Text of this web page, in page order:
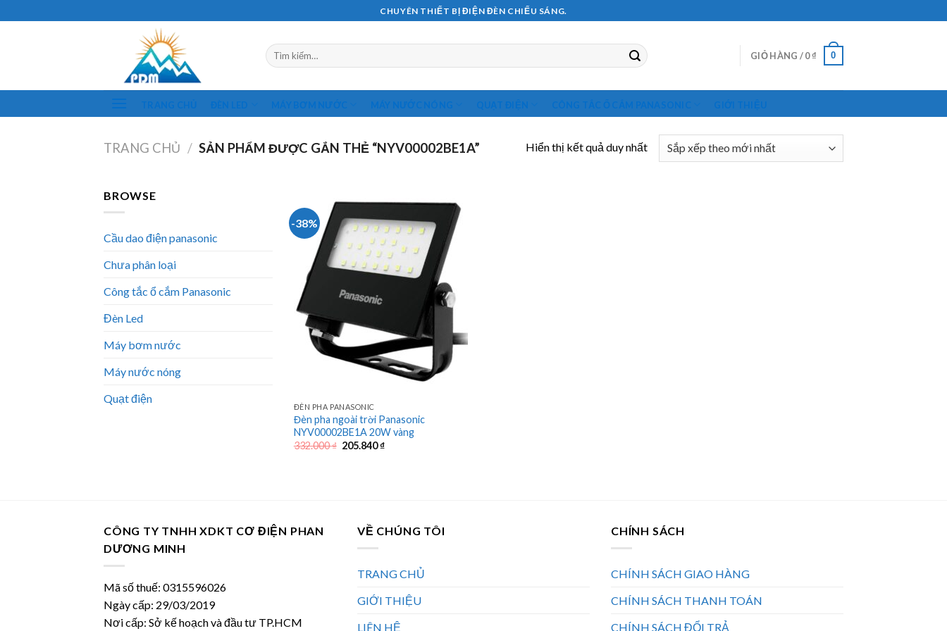
to
CHUYÊN THIẾT BỊ ĐIỆN ĐÈN CHIẾU SÁNG.
Tìm
kiếm:
GIỎ HÀNG /0₫ 0
TRANG CHỦ ĐÈN LED MÁY BƠM NƯỚC MÁY NƯỚC NÓNG QUẠT ĐIỆN CÔNG TẮC Ổ CẮM PANASONIC GIỚI THIỆU
TRANG CHỦ / SẢN PHẨM ĐƯỢC GẮN THẺ “NYV00002BE1A” Hiển thị kết quả duy nhất
BROWSE
Cầu dao điện panasonic
Chưa phân loại
Công tắc ổ cắm Panasonic
Đèn Led
Máy bơm nước
Máy nước nóng
Quạt điện
-38%
ĐÈN PHA PANASONIC
Đèn pha ngoài trời Panasonic
NYV00002BE1A 20W vàng
332.000₫ Giá
205.840₫Giá
CÔNG TY TNHH XDKT CƠ ĐIỆN PHAN
DƯƠNG MINH
Mã số thuế: 0315596026
Ngày cấp: 29/03/2019
Nơi cấp: Sở kế hoạch và đầu tư TP.HCM
VỀ CHÚNG TÔI
TRANG CHỦ
GIỚI THIỆU
LIÊN HỆ
CHÍNH SÁCH
CHÍNH SÁCH GIAO HÀNG
CHÍNH SÁCH THANH TOÁN
CHÍNH SÁCH ĐỔI TRẢ